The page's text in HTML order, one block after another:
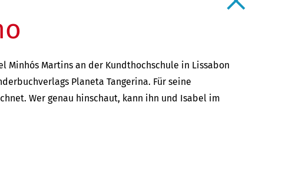
Minhós Martins an der Kundthochschule in Lissabon
Planeta Tangerina. Für seine
Wer genau hinschaut, kann ihn und Isabel im